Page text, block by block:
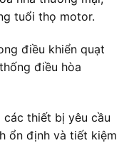
tuổi thọ motor.
điều khiển quạt
điều hòa
các thiết bị yêu cầu
ổn định và tiết kiệm